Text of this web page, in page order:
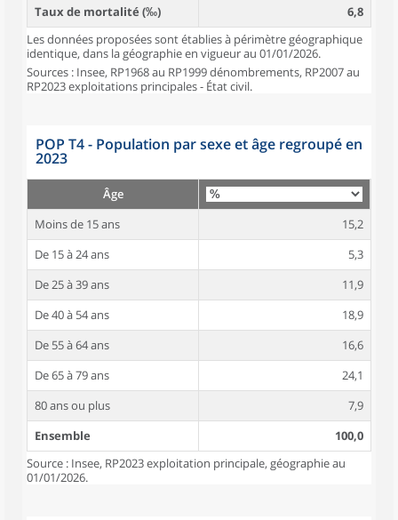
Taux de mortalité (‰)
6,8
Les données proposées sont établies à périmètre géographique
identique, dans la géographie en vigueur au 01/01/2026.
Sources : Insee, RP1968 au RP1999 dénombrements, RP2007 au
RP2023 exploitations principales - État civil.
POP T4 - Population par sexe et âge regroupé en
2023
Âge
Moins de 15 ans
15,2
De 15 à 24 ans
5,3
De 25 à 39 ans
11,9
De 40 à 54 ans
18,9
De 55 à 64 ans
16,6
De 65 à 79 ans
24,1
80 ans ou plus
7,9
Ensemble
100,0
Source : Insee, RP2023 exploitation principale, géographie au
01/01/2026.